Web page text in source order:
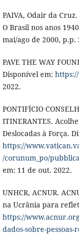
PAIVA, Odair da
O Brasil nos anos
mai/ago de 2000, p.p.
PAVE THE WAY
Disponível em:
2022.
PONTIFÍCIO
ITINERANTES.
Deslocadas à Força.
https://
/corunum_po/
em: 11 de out. 2022.
UNHCR, ACNUR.
na Ucrânia para
https://
dados-sobre-